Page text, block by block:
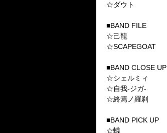
☆ダウト
■BAND FILE
☆己龍
☆SCAPEGOAT
■BAND CLOSE UP
☆シェルミィ
☆自我-ジガ-
☆終焉ノ羅刹
■BAND PICK UP
☆蟻